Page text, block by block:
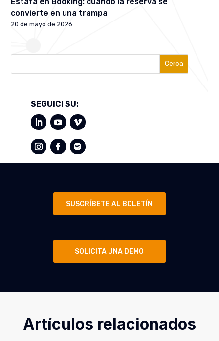
convierte en una trampa
20 de mayo de 2026
Cerca
SEGUICI SU:
SUSCRÍBETE AL BOLETÍN
SOLICITA UNA DEMO
Artículos relacionados